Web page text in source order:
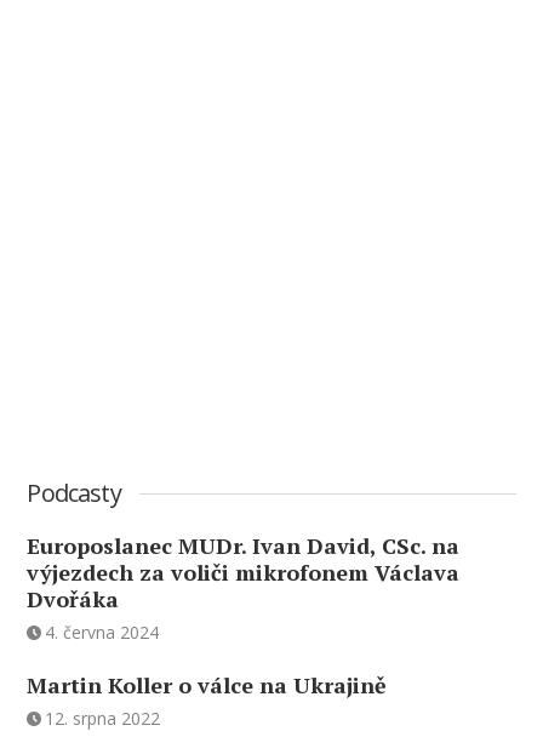
Podcasty
Europoslanec MUDr. Ivan David, CSc. na
výjezdech za voliči mikrofonem Václava
Dvořáka
4. června 2024
Martin Koller o válce na Ukrajině
12. srpna 2022